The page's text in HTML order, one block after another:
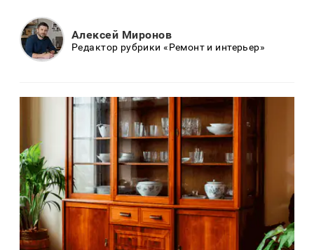
Алексей Миронов
Редактор рубрики «Ремонт и интерьер»